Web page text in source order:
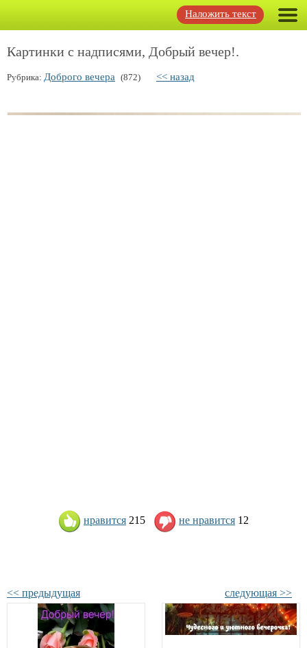
Наложить текст
Картинки с надписями, Добрый вечер!.
Рубрика: Доброго вечера (872) << назад
нравится 215 не нравится 12
<< предыдущая следующая >>